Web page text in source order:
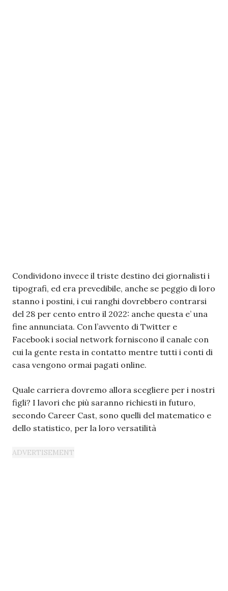
Condividono invece il triste destino dei giornalisti i
tipografi, ed era prevedibile, anche se peggio di loro
stanno i postini, i cui ranghi dovrebbero contrarsi
del 28 per cento entro il 2022: anche questa e’ una
fine annunciata. Con l’avvento di Twitter e
Facebook i social network forniscono il canale con
cui la gente resta in contatto mentre tutti i conti di
casa vengono ormai pagati online.
Quale carriera dovremo allora scegliere per i nostri
figli? I lavori che più saranno richiesti in futuro,
secondo Career Cast, sono quelli del matematico e
dello statistico, per la loro versatilità